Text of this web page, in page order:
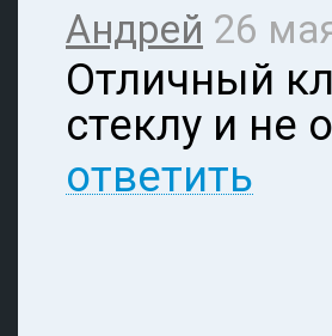
Андрей 26
Отличный
стеклу и не
ответить